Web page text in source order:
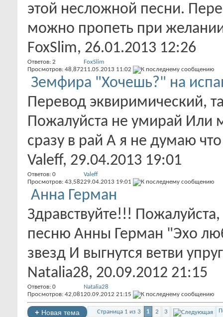
этой несложной песни.
можно пропеть при
FoxSlim, 26.01.2013 12:26
Ответов: 2
Просмотров: 48,872
FoxSlim
11.05.2013 11:02
Земфира "Хочешь?" на
Перевод эквиримический,
Пожалуйста не умирай Или
сразу в рай А я не думаю
Valeff, 29.04.2013 19:01
Ответов: 0
Просмотров: 43,582
Valeff
29.04.2013 19:01
Анна Герман
Здравствуйте!!!
песню Анны Герман "Эхо
звезд И выгнутся ветви
Natalia28, 20.09.2012 21:15
Ответов: 0
Просмотров: 42,081
Natalia28
20.09.2012 21:15
+ Новая тема Страница 1 из 3 1 2 3